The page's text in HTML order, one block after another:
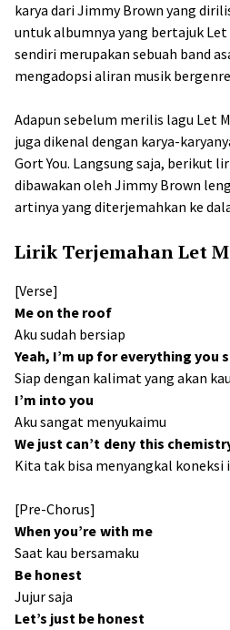
karya dari Jimmy Brown yang
untuk albumnya yang bertajuk Let
sendiri merupakan sebuah band
mengadopsi aliran musik
Adapun sebelum merilis lagu Let
juga dikenal dengan karya-
Gort You. Langsung saja, berikut
dibawakan oleh Jimmy Brown
artinya yang diterjemahkan ke
Lirik Terjemahan Let
[Verse]
Me on the roof
Aku sudah bersiap
Yeah, I’m up for everything you
Siap dengan kalimat yang akan
I’m into you
Aku sangat menyukaimu
We just can’t deny this
Kita tak bisa menyangkal koneksi
[Pre-Chorus]
When you’re with me
Saat kau bersamaku
Be honest
Jujur saja
Let’s just be honest